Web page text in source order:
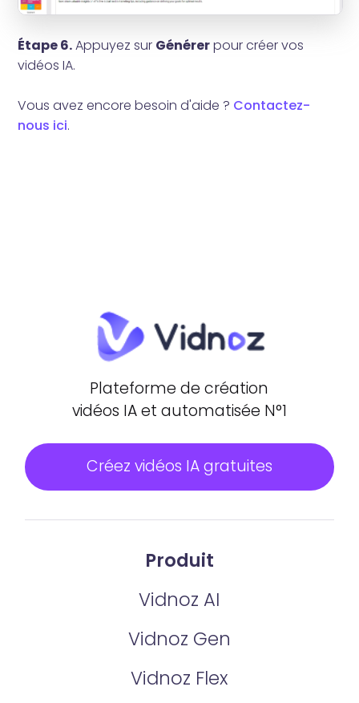
Étape 6.Appuyez sur Générerpour créer vos
vidéos IA.
Vous avez encore besoin d'aide ? Contactez-
nous ici.
Plateforme de création
vidéos IA et automatisée N°1
Créez vidéos IA gratuites
Produit
Vidnoz AI
Vidnoz Gen
Vidnoz Flex